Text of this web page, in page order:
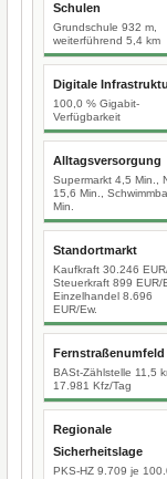
Schulen
Grundschule 932 m,
weiterführend 5,4 km
Digitale
100,0 % Gigabit-
Verfügbarkeit
Alltagsversorgung
Supermarkt 4,5 Min.,
15,6 Min.,
Min.
Standortmarkt
Kaufkraft 30.246 EUR/
Steuerkraft 899 EUR/
Einzelhandel 8.696
EUR/Ew.
Fernstraßenumfeld
BASt-Zählstelle 11,5
17.981 Kfz/Tag
Regionale
Sicherheitslage
PKS-HZ 9.709 je